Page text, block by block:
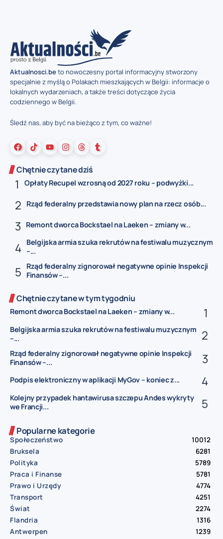
Aktualnosci.beto nowoczesny portal informacyjny stworzony
specjalnie z myślą o Polakach mieszkających w Belgii: informacje o
lokalnych wydarzeniach, a także treści dotyczące życia
codziennego w Belgii.
Śledź nas, aby być na bieżąco z tym, co ważne!
Chętnie czytane dziś
Opłaty Recupel wzrosną od 2027 roku – podwyżki...
Rząd federalny przedstawia nowy plan na rzecz osób...
Remont dworca Bockstael na Laeken – zmiany w...
Belgijska armia szuka rekrutów na festiwalu muzycznym
–...
Rząd federalny zignorował negatywne opinie Inspekcji
Finansów –...
Chętnie czytane w tym tygodniu
Remont dworca Bockstael na Laeken – zmiany w...
Belgijska armia szuka rekrutów na festiwalu muzycznym
–...
Rząd federalny zignorował negatywne opinie Inspekcji
Finansów –...
Podpis elektroniczny w aplikacji MyGov – koniec z...
Kolejny przypadek hantawirusa szczepu Andes wykryty
we Francji...
Popularne kategorie
Społeczeństwo
10012
Bruksela
6281
Polityka
5789
Praca i Finanse
5781
Prawo i Urzędy
4774
Transport
4251
Świat
2274
Flandria
1316
Antwerpen
1239